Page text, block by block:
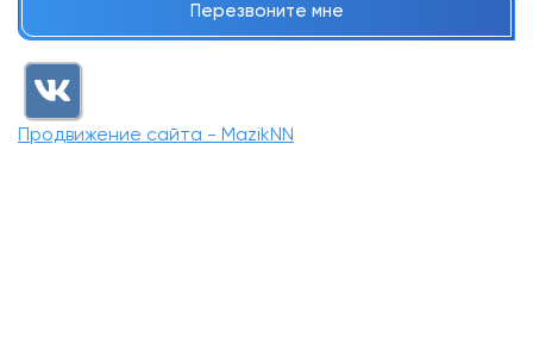
Перезвоните мне
Продвижение сайта - MazikNN